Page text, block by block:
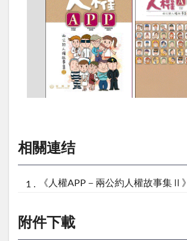
相關連结
《人權APP－兩公約人權故事集Ⅱ》
附件下載